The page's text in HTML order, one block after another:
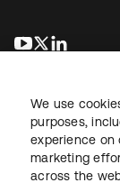
新しいタブで
新しいタ
法務プライバシー
We use
purposes,
experience on
marketing
across the